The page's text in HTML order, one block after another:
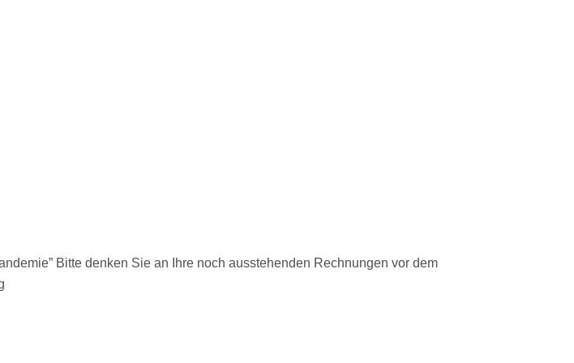
Bitte denken Sie an Ihre noch ausstehenden Rechnungen vor dem